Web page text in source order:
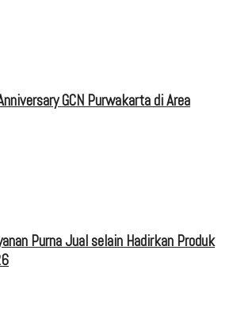
GCN Purwakarta di Area
Purna Jual selain Hadirkan Produk